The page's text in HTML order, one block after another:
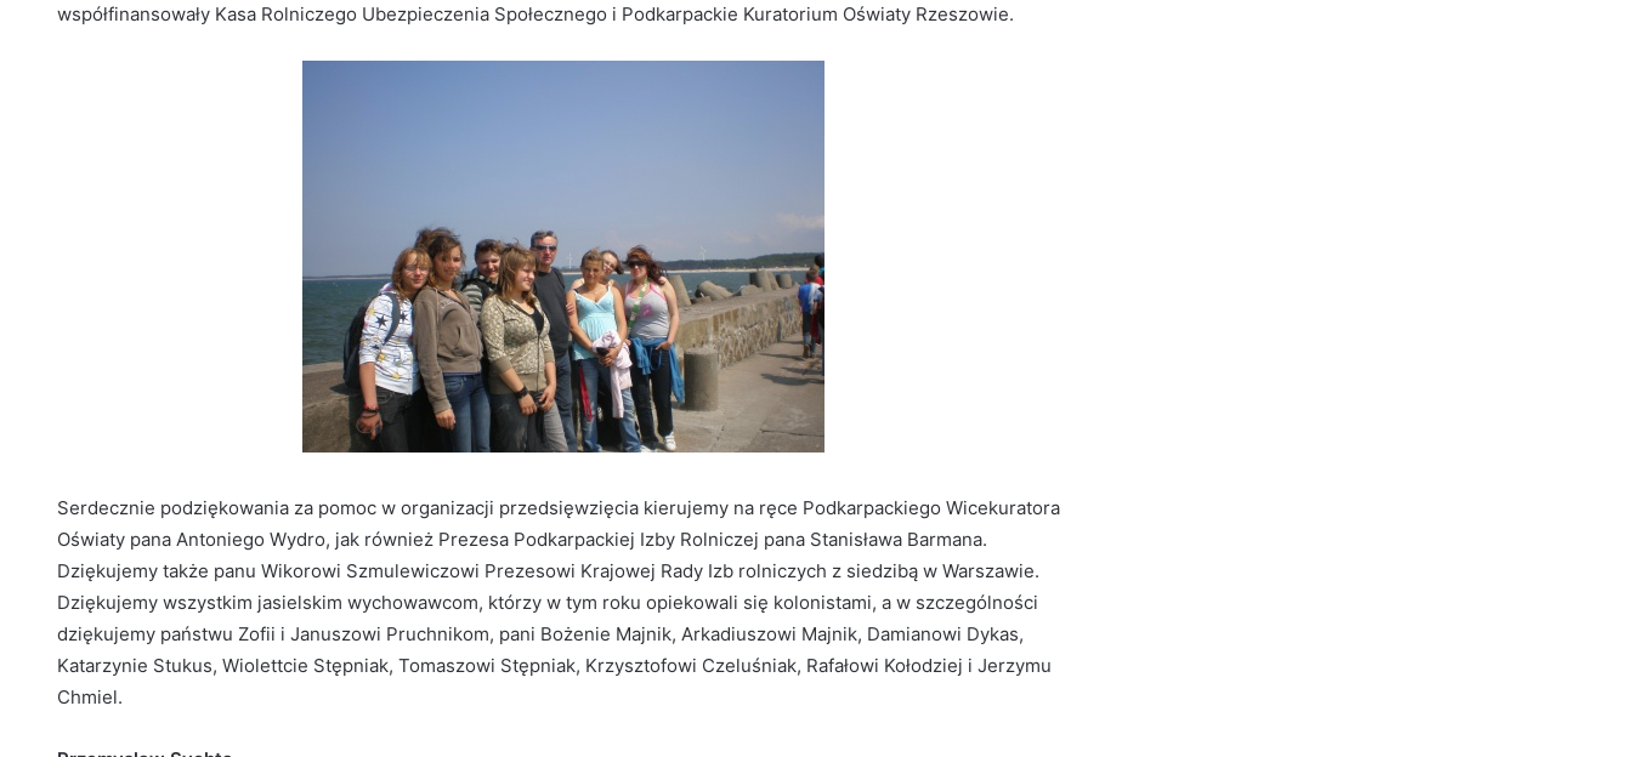
współfinansowały Kasa Rolniczego Ubezpieczenia Społecznego i Podkarpackie Kuratorium Oświaty Rzeszowie.
Serdecznie podziękowania za pomoc w organizacji przedsięwzięcia kierujemy na ręce Podkarpackiego Wicekuratora
Oświaty pana Antoniego Wydro, jak również Prezesa Podkarpackiej Izby Rolniczej pana Stanisława Barmana.
Dziękujemy także panu Wikorowi Szmulewiczowi Prezesowi Krajowej Rady Izb rolniczych z siedzibą w Warszawie.
Dziękujemy wszystkim jasielskim wychowawcom, którzy w tym roku opiekowali się kolonistami, a w szczególności
dziękujemy państwu Zofii i Januszowi Pruchnikom, pani Bożenie Majnik, Arkadiuszowi Majnik, Damianowi Dykas,
Katarzynie Stukus, Wiolettcie Stępniak, Tomaszowi Stępniak, Krzysztofowi Czeluśniak, Rafałowi Kołodziej i Jerzymu
Chmiel.